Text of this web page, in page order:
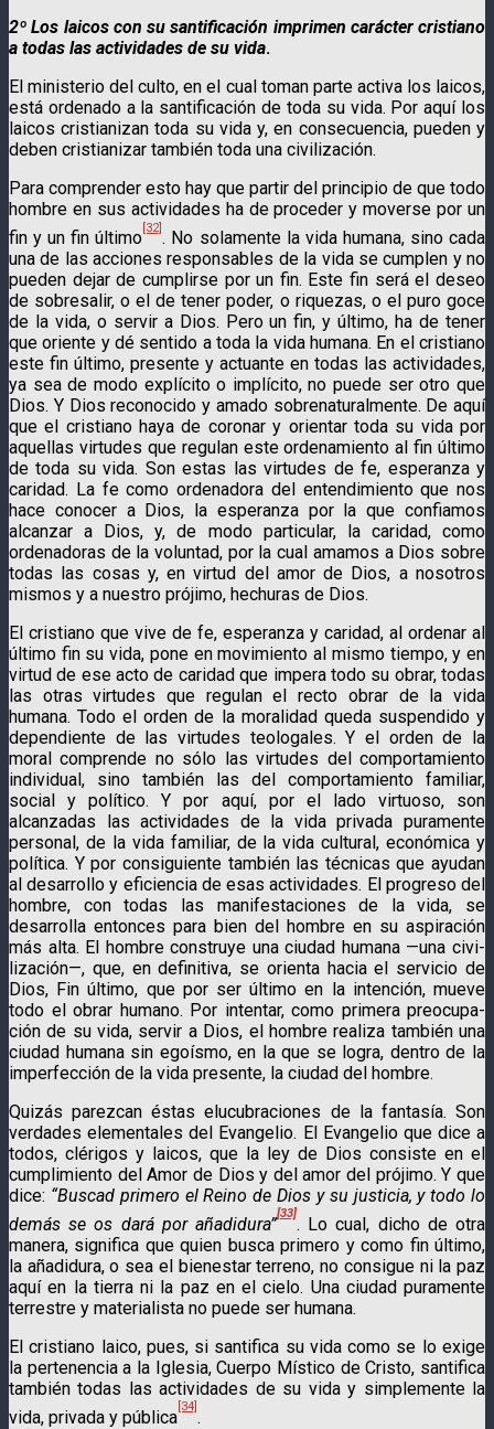
2º Los laicos con su santificación imprimen carácter cristiano
a todas las actividades de su vida.
El ministerio del culto, en el cual toman parte activa los laicos,
está ordenado a la santificación de toda su vida. Por aquí los
laicos cristia­nizan toda su vida y, en consecuencia, pueden y
deben cristianizar también toda una civilización.
Para comprender esto hay que partir del principio de que todo
hombre en sus actividades ha de proceder y moverse por un
fin y un fin último
[32]
. No solamente la vida humana, sino cada
una de las acciones responsables de la vida se cumplen y no
pueden dejar de cumplirse por un fin. Este fin será el deseo
de sobresalir, o el de tener poder, o riquezas, o el puro goce
de la vida, o servir a Dios. Pero un fin, y últi­mo, ha de tener
que oriente y dé sentido a toda la vida hu­mana. En el cristiano
este fin último, presente y actuante en todas las actividades,
ya sea de modo explícito o implícito, no puede ser otro que
Dios. Y Dios reconocido y amado so­brenaturalmente. De aquí
que el cristiano haya de coronar y orientar toda su vida por
aquellas virtudes que regulan este ordenamiento al fin último
de toda su vida. Son estas las virtudes de fe, esperanza y
caridad. La fe como ordenadora del entendimiento que nos
hace conocer a Dios, la es­peranza por la que confiamos
alcanzar a Dios, y, de modo particular, la caridad, como
ordenadoras de la voluntad, por la cual amamos a Dios sobre
todas las cosas y, en virtud del amor de Dios, a nosotros
mismos y a nuestro prójimo, hechuras de Dios.
El cristiano que vive de fe, esperanza y caridad, al or­denar al
último fin su vida, pone en movimiento al mismo tiempo, y en
virtud de ese acto de caridad que impera todo su obrar, todas
las otras virtudes que regulan el recto obrar de la vida
humana. Todo el orden de la moralidad queda suspendido y
dependiente de las virtudes teologales. Y el orden de la
moral comprende no sólo las virtudes del comportamiento
individual, sino también las del comportamiento familiar,
social y político. Y por aquí, por el lado virtuoso, son
alcanzadas las actividades de la vida privada puramente
personal, de la vida familiar, de la vida cultural, económica y
política. Y por consiguiente también las técnicas que ayudan
al desarrollo y eficiencia de esas actividades. El progreso del
hombre, con todas las manifestaciones de la vida, se
desarrolla entonces para bien del hombre en su aspiración
más alta. El hombre construye una ciudad humana —una civi­
lización—, que, en definitiva, se orienta hacia el servicio de
Dios, Fin último, que por ser último en la intención, mueve
todo el obrar humano. Por intentar, como primera preocupa­
ción de su vida, servir a Dios, el hombre realiza también una
ciudad humana sin egoísmo, en la que se logra, dentro de la
imperfección de la vida presente, la ciudad del hombre.
Quizás parezcan éstas elucubraciones de la fantasía. Son
verdades elementales del Evangelio. El Evangelio que dice a
todos, clérigos y laicos, que la ley de Dios consiste en el
cumplimiento del Amor de Dios y del amor del prójimo. Y que
dice: “Buscad primero el Reino de Dios y su justicia, y todo lo
demás se os dará por añadidura”
[33]
. Lo cual, dicho de otra
manera, significa que quien busca primero y como fin último,
la añadidura, o sea el bienestar terreno, no consi­gue ni la paz
aquí en la tierra ni la paz en el cielo. Una ciudad puramente
terrestre y materialista no puede ser hu­mana.
El cristiano laico, pues, si santifica su vida como se lo exige
la pertenencia a la Iglesia, Cuerpo Místico de Cristo, santifica
también todas las actividades de su vida y simplemente la
vida, privada y pública
[34]
.